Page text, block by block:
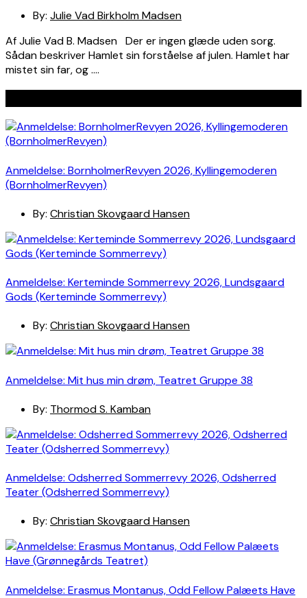
By: Julie Vad Birkholm Madsen
Af Julie Vad B. Madsen Der er ingen glæde uden sorg.
Sådan beskriver Hamlet sin forståelse af julen. Hamlet har
mistet sin far, og ….
Anmeldelse: BornholmerRevyen 2026, Kyllingemoderen
(BornholmerRevyen)
By: Christian Skovgaard Hansen
Anmeldelse: Kerteminde Sommerrevy 2026, Lundsgaard
Gods (Kerteminde Sommerrevy)
By: Christian Skovgaard Hansen
Anmeldelse: Mit hus min drøm, Teatret Gruppe 38
By: Thormod S. Kamban
Anmeldelse: Odsherred Sommerrevy 2026, Odsherred
Teater (Odsherred Sommerrevy)
By: Christian Skovgaard Hansen
Anmeldelse: Erasmus Montanus, Odd Fellow Palæets Have